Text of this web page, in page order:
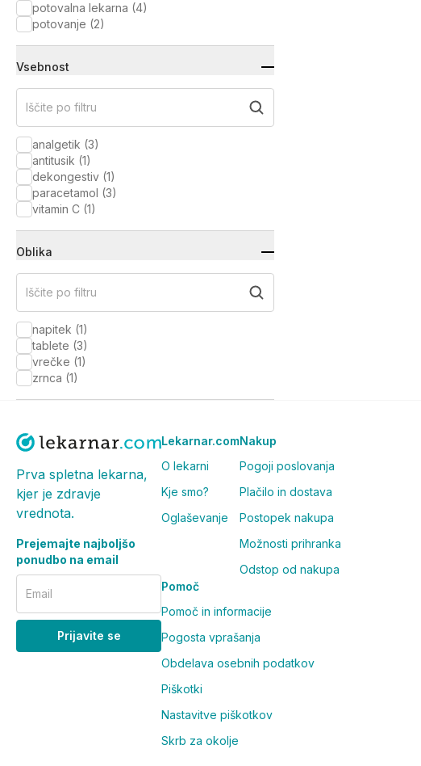
potovalna lekarna (4)
potovanje (2)
Vsebnost
Iščite po filtru
analgetik (3)
antitusik (1)
dekongestiv (1)
paracetamol (3)
vitamin C (1)
Oblika
Iščite po filtru
napitek (1)
tablete (3)
vrečke (1)
zrnca (1)
Prva spletna lekarna,
kjer je zdravje
vrednota.
Prejemajte najboljšo
ponudbo na email
Email
Prijavite se
Lekarnar.com
O lekarni
Kje smo?
Oglaševanje
Nakup
Pogoji poslovanja
Plačilo in dostava
Postopek nakupa
Možnosti prihranka
Odstop od nakupa
Pomoč
Pomoč in informacije
Pogosta vprašanja
Obdelava osebnih podatkov
Piškotki
Nastavitve piškotkov
Skrb za okolje